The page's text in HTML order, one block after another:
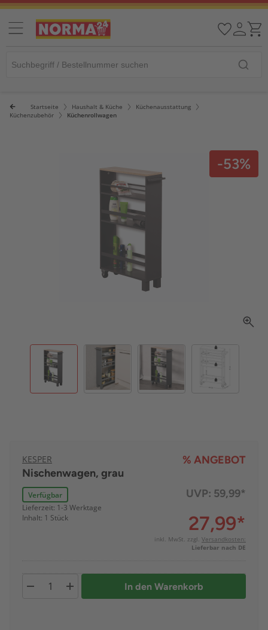
Startseite Haushalt & Küche
Küchenausstattung
Küchenzubehör
Küchenrollwagen
-53%
KESPER
% ANGEBOT
Nischenwagen, grau
Verfügbar
Lieferzeit: 1-3 Werktage
Inhalt: 1 Stück
UVP: 59,99*
27,99*
inkl. MwSt. zzgl. Versandkosten:
Lieferbar nach DE
In den Warenkorb